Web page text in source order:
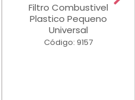
Filtro Combustivel
Plastico Pequeno
Universal
Código: 9157